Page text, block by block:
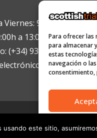
Para ofrecer las
para almacenar
estas
navegación o
consentimiento,
Viernes: 9:00h a 13:00h y
a 13:00h
(+34) 938199330
este sitio,